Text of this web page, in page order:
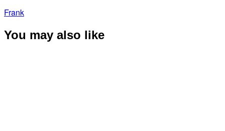
Frank
You may also like